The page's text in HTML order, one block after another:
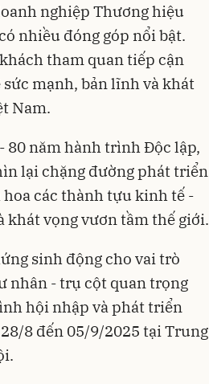
nghiệp Thương hiệu
nhiều đóng góp nổi bật.
tham quan tiếp cận
mạnh, bản lĩnh và khát
Nam.
80 năm hành trình Độc lập,
lại chặng đường phát triển
các thành tựu kinh tế -
khát vọng vươn tầm thế giới.
sinh động cho vai trò
nhân - trụ cột quan trọng
hội nhập và phát triển
8 đến 05/9/2025 tại Trung